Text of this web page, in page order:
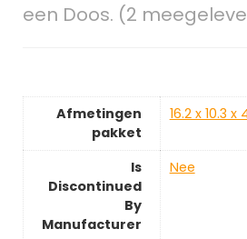
een Doos. (2
Afmetingen
pakket
‎16.2 x 10.3
Is
Discontinued
By
Manufacturer
‎Nee